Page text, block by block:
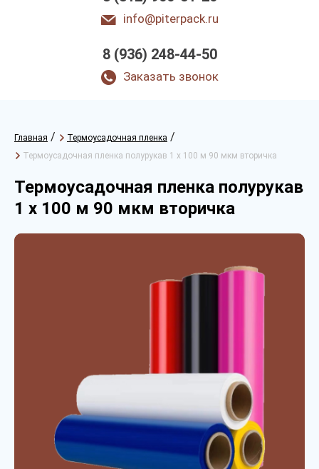
info@piterpack.ru
8 (936) 248-44-50
Заказать звонок
Главная / Термоусадочная пленка /
Термоусадочная пленка полурукав 1 х 100 м 90 мкм вторичка
Термоусадочная пленка полурукав
1 х 100 м 90 мкм вторичка